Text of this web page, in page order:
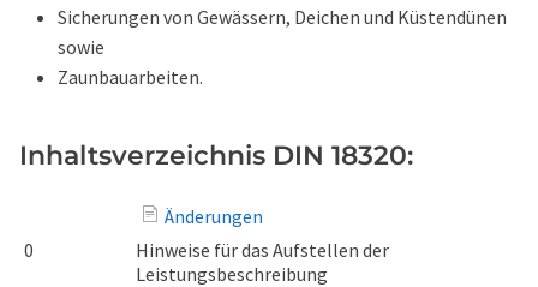
Sicherungen von Gewässern, Deichen und Küstendünen
sowie
Zaunbauarbeiten.
Inhaltsverzeichnis DIN 18320:
Änderungen
0
Hinweise für das Aufstellen der
Leistungsbeschreibung